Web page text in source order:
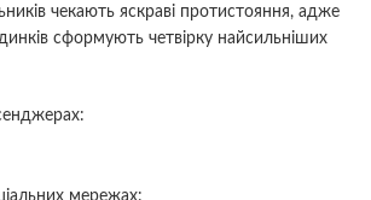
чекають яскраві протистояння, адже
сформують четвірку найсильніших
мережах: